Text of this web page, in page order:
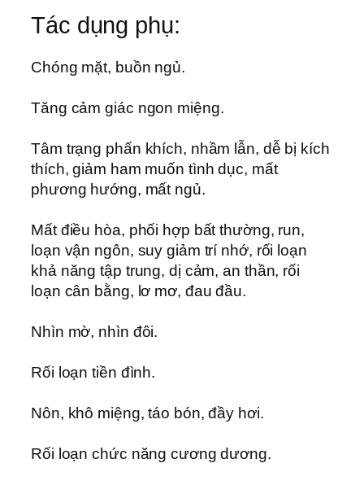
Tác dụng phụ:
Chóng mặt, buồn ngủ.
Tăng cảm giác ngon miệng.
Tâm trạng phấn khích, nhầm lẫn, dễ bị kích
thích, giảm ham muốn tình dục, mất
phương hướng, mất ngủ.
Mất điều hòa, phối hợp bất thường, run,
loạn vận ngôn, suy giảm trí nhớ, rối loạn
khả năng tập trung, dị cảm, an thần, rối
loạn cân bằng, lơ mơ, đau đầu.
Nhìn mờ, nhìn đôi.
Rối loạn tiền đình.
Nôn, khô miệng, táo bón, đầy hơi.
Rối loạn chức năng cương dương.